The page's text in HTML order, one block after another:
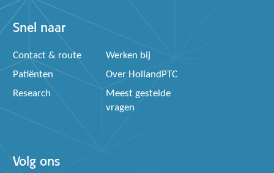
Snel naar
Contact & route
Werken bij
Patiënten
Over HollandPTC
Research
Meest gestelde
vragen
Volg ons